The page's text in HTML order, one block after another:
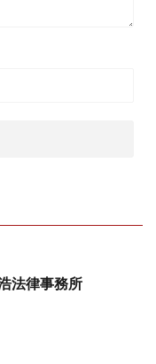
法律事務所